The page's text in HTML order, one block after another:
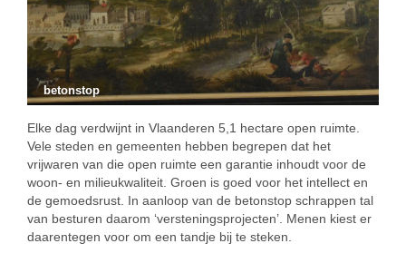
betonstop
Elke dag verdwijnt in Vlaanderen 5,1 hectare open ruimte.
Vele steden en gemeenten hebben begrepen dat het
vrijwaren van die open ruimte een garantie inhoudt voor de
woon- en milieukwaliteit. Groen is goed voor het intellect en
de gemoedsrust. In aanloop van de betonstop schrappen tal
van besturen daarom ‘versteningsprojecten’. Menen kiest er
daarentegen voor om een tandje bij te steken.